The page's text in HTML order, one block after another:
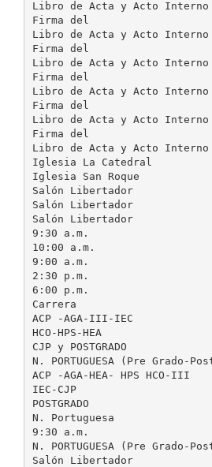
Libro de Acta y Acto Interno
Firma del
Libro de Acta y Acto Interno
Firma del
Libro de Acta y Acto Interno
Firma del
Libro de Acta y Acto Interno
Firma del
Libro de Acta y Acto Interno
Firma del
Libro de Acta y Acto Interno
Iglesia La Catedral
Iglesia San Roque
Salón Libertador
Salón Libertador
Salón Libertador
9:30 a.m.
10:00 a.m.
9:00 a.m.
2:30 p.m.
6:00 p.m.
Carrera
ACP -AGA-III-IEC
HCO-HPS-HEA
CJP y POSTGRADO
N. PORTUGUESA (Pre Grado-
ACP -AGA-HEA- HPS HCO-III
IEC-CJP
POSTGRADO
N. Portuguesa
9:30 a.m.
N. PORTUGUESA (Pre Grado-
Salón Libertador